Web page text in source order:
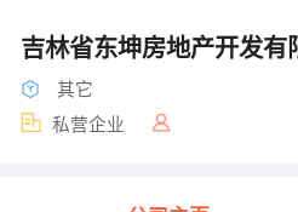
吉林省东坤房地产开发有
其它
私营企业